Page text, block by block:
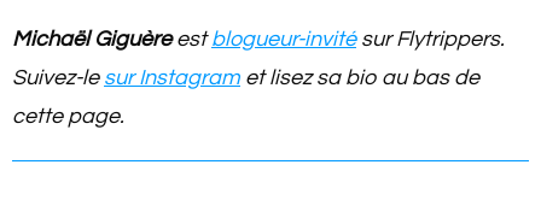
Michaël Giguèreestblogueur-invitésur Flytrippers.
Suivez-le sur Instagram et lisez sa bio au bas de
cette page.